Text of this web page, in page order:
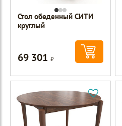
Стол обеденный СИТИ
круглый
69 301Р